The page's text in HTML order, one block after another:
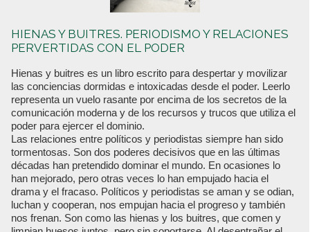
HIENAS Y BUITRES. PERIODISMO Y RELACIONES
PERVERTIDAS CON EL PODER
Hienas y buitres es un libro escrito para despertar y movilizar
las conciencias dormidas e intoxicadas desde el poder. Leerlo
representa un vuelo rasante por encima de los secretos de la
comunicación moderna y de los recursos y trucos que utiliza el
poder para ejercer el dominio.
Las relaciones entre políticos y periodistas siempre han sido
tormentosas. Son dos poderes decisivos que en las últimas
décadas han pretendido dominar el mundo. En ocasiones lo
han mejorado, pero otras veces lo han empujado hacia el
drama y el fracaso. Políticos y periodistas se aman y se odian,
luchan y cooperan, nos empujan hacia el progreso y también
nos frenan. Son como las hienas y los buitres, que comen y